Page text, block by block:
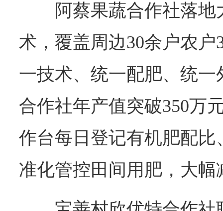
阿蔡果蔬合作社落
术，覆盖周边30余户农户
一技术、统一配肥、统一
合作社年产值突破350万
作台每日登记有机肥配
准化管控田间用肥，大